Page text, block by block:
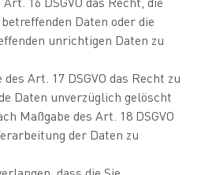
Daten oder die
unrichtigen Daten zu
Art. 17 DSGVO das Recht zu
Daten unverzüglich gelöscht
Maßgabe des Art. 18 DSGVO
der Daten zu